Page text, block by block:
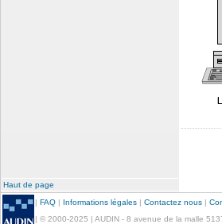
Haut de page
| FAQ | Informations légales | Contactez nous |
| © 2000-2025 | AUDIN - 8 avenue de la malle